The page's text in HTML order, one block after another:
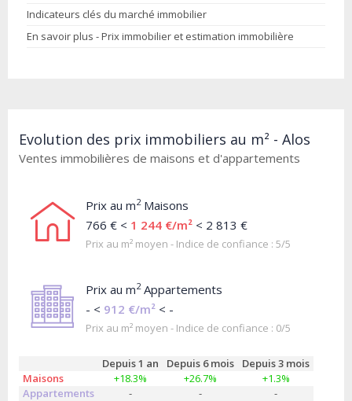
Indicateurs clés du marché immobilier
En savoir plus - Prix immobilier et estimation immobilière
Evolution des prix immobiliers au m² - Alos
Ventes immobilières de maisons et d'appartements
Prix au m2Maisons
766 € < 1 244 €/m² < 2 813 €
Prix au m² moyen - Indice de confiance : 5/5
Prix au m2Appartements
- < 912 €/m² < -
Prix au m² moyen - Indice de confiance : 0/5
Depuis 1 an Depuis 6 mois
Depuis 3 mois
Maisons
+18.3% +26.7%
+1.3%
Appartements
- - -